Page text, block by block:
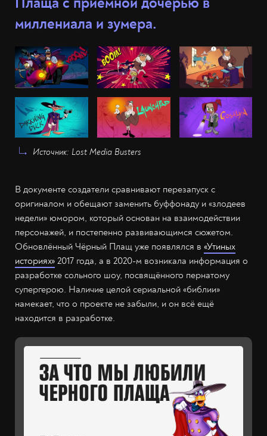
миллениала и зумера.
Источник: Lost Media Busters
В документе создатели сравнивают перезапуск с
оригиналом и обещают заменить буффонаду и «злодеев
недели» юмором, который основан на взаимодействии
персонажей, и постепенно развивающимся сюжетом.
Обновлённый Чёрный Плащ уже появлялся в «Утиных
историях» 2017 года, а в 2020-м возникала информация о
разработке сольного шоу, посвящённого пернатому
супергерою. Наличие целой сериальной «библии»
намекает, что о проекте не забыли, и он всё ещё
находится в разработке.